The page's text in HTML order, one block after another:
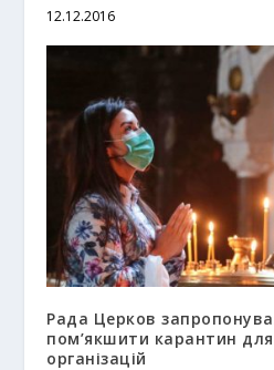
12.12.2016
Рада Церков
пом’якшити карантин для
організацій